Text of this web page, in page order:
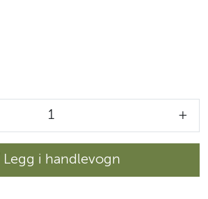
+
Legg i handlevogn